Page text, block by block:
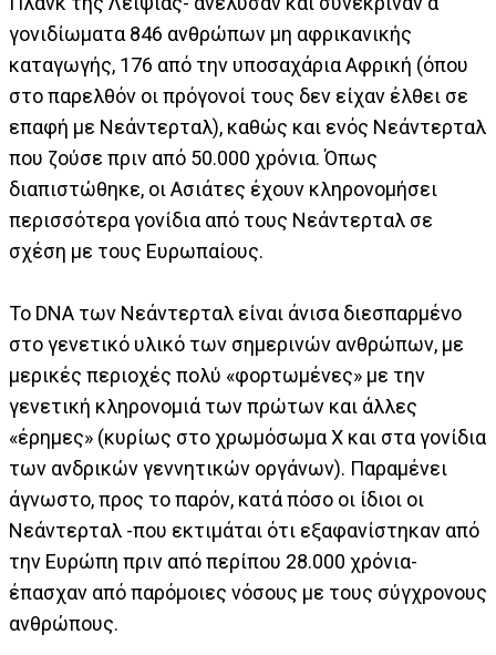
γονιδίωματα 846 ανθρώπων μη αφρικανικής
καταγωγής, 176 από την υποσαχάρια Αφρική (όπου
στο παρελθόν οι πρόγονοί τους δεν είχαν έλθει σε
επαφή με Νεάντερταλ), καθώς και ενός Νεάντερταλ
που ζούσε πριν από 50.000 χρόνια. Όπως
διαπιστώθηκε, οι Ασιάτες έχουν κληρονομήσει
περισσότερα γονίδια από τους Νεάντερταλ σε
σχέση με τους Ευρωπαίους.
Το DNA των Νεάντερταλ είναι άνισα διεσπαρμένο
στο γενετικό υλικό των σημερινών ανθρώπων, με
μερικές περιοχές πολύ «φορτωμένες» με την
γενετική κληρονομιά των πρώτων και άλλες
«έρημες» (κυρίως στο χρωμόσωμα Χ και στα γονίδια
των ανδρικών γεννητικών οργάνων). Παραμένει
άγνωστο, προς το παρόν, κατά πόσο οι ίδιοι οι
Νεάντερταλ -που εκτιμάται ότι εξαφανίστηκαν από
την Ευρώπη πριν από περίπου 28.000 χρόνια-
έπασχαν από παρόμοιες νόσους με τους σύγχρονους
ανθρώπους.